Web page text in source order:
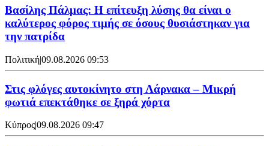
Βασίλης Πάλμας: Η επίτευξη λύσης θα είναι ο
καλύτερος φόρος τιμής σε όσους θυσιάστηκαν για
την πατρίδα
Πολιτική|09.08.2026 09:53
Στις φλόγες αυτοκίνητο στη Λάρνακα – Μικρή
φωτιά επεκτάθηκε σε ξηρά χόρτα
Κύπρος|09.08.2026 09:47